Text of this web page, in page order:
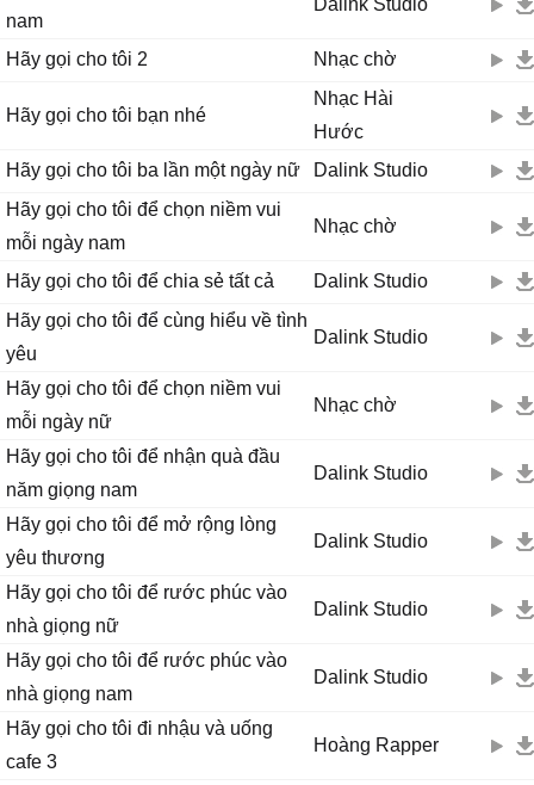
nam
Dalink Studio
Hãy gọi cho tôi 2 Nhạc chờ
Hãy gọi cho tôi bạn nhé
Nhạc Hài
Hước
Hãy gọi cho tôi ba lần một ngày nữ
Dalink Studio
Hãy gọi cho tôi để chọn niềm vui
mỗi ngày nam
Nhạc chờ
Hãy gọi cho tôi để chia sẻ tất cả
Dalink Studio
Hãy gọi cho tôi để cùng hiểu về tình
yêu
Dalink Studio
Hãy gọi cho tôi để chọn niềm vui
mỗi ngày nữ
Nhạc chờ
Hãy gọi cho tôi để nhận quà đầu
năm giọng nam
Dalink Studio
Hãy gọi cho tôi để mở rộng lòng
yêu thương
Dalink Studio
Hãy gọi cho tôi để rước phúc vào
nhà giọng nữ
Dalink Studio
Hãy gọi cho tôi để rước phúc vào
nhà giọng nam
Dalink Studio
Hãy gọi cho tôi đi nhậu và uống
cafe 3
Hoàng Rapper